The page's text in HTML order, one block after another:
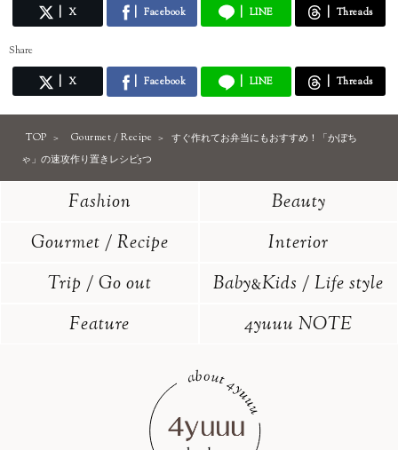
X Facebook LINE Threads
Share
X Facebook LINE Threads
TOP Gourmet / Recipe
すぐ作れてお弁当にもおすすめ！「かぼち
ゃ」の速攻作り置きレシピ5つ
Fashion
Beauty
Gourmet / Recipe
Interior
Trip / Go out
Baby&Kids / Life style
Feature
4yuuu NOTE